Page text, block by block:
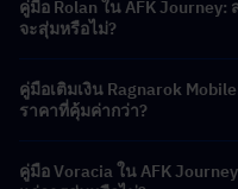
คู่มือ Rolan ใน AFK
จะสุ่มหรือไม่?
คู่มือเติมเงิน Ragnarok
ราคาที่คุ้มค่ากว่า?
คู่มือ Voracia ใน AFK